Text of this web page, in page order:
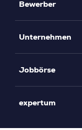
Bewerber
Unternehmen
Jobbörse
expertum